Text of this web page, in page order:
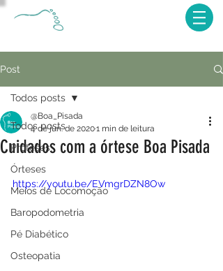
Post
Todos posts
Próteses
Órteses
Meios de Locomoção
Baropodometria
Pé Diabético
Osteopatia
Todos posts
Cuidados com a órtese Boa Pisada
@Boa_Pisada
4 de jun. de 20201 min de leitura
https://youtu.be/EVmgrDZN8Ow